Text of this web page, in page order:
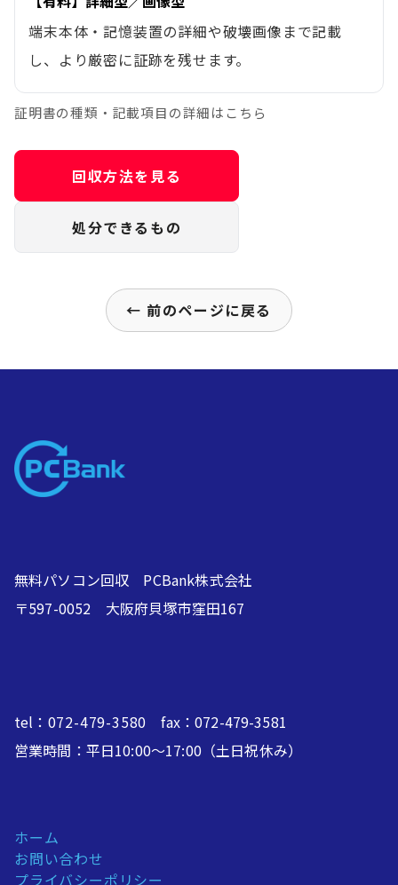
端末本体・記憶装置の詳細や破壊画像まで記載
し、より厳密に証跡を残せます。
証明書の種類・記載項目の詳細はこちら
回収方法を見る
処分できるもの
← 前のページに戻る
無料パソコン回収 PCBank株式会社
〒597-0052 大阪府貝塚市窪田167
tel： 072-479-3580 fax：072-479-3581
営業時間：平日10:00～17:00（土日祝休み）
ホーム
お問い合わせ
プライバシーポリシー